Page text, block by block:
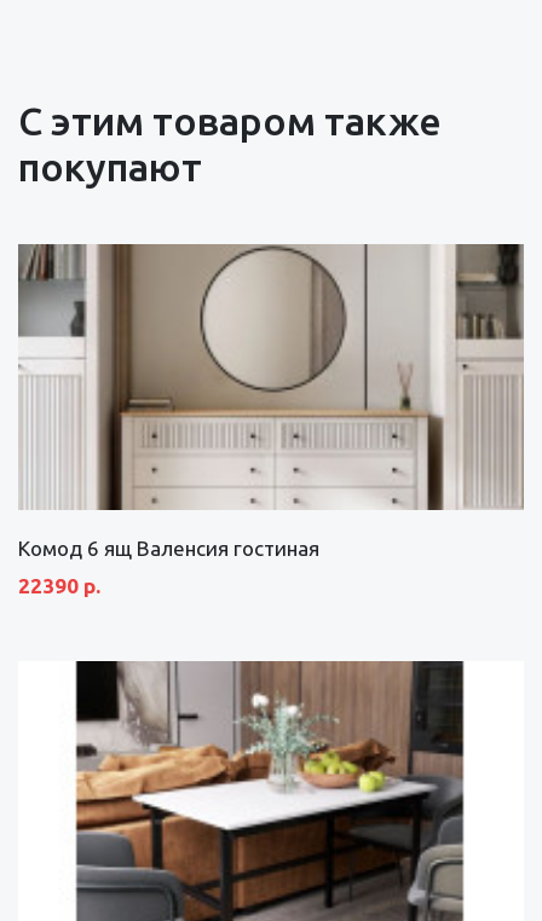
С этим товаром также
покупают
Комод 6 ящ Валенсия гостиная
22390 р.